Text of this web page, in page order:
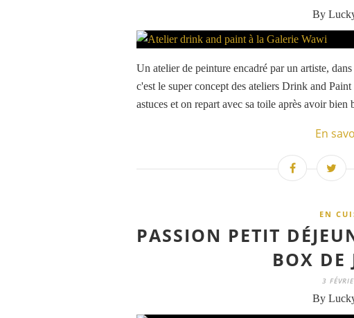
By
Un atelier de peinture encadré par un artiste,
c'est le super concept des ateliers Drink and
astuces et on repart avec sa toile après avoir bien
En
EN
PASSION PETIT
BOX DE
3
By